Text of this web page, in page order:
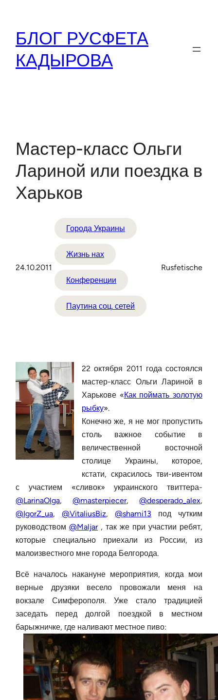
содержимому
БЛОГ РУСФЕТА
КАДЫРОВА
Мастер-класс Ольги
Лариной или поездка в
Харьков
24.10.2011
Города Украины
Жизнь нах
Конференции
Паутина соц. сетей
Rusfetische
22 октября 2011 года состоялся
мастер-класс Ольги Лариной в
Харькове «Как поймать золотую
рыбку».
Конечно же, я не мог пропустить
столь важное событие в
величественной восточной
столице Украины, которое,
кстати, скрасилось тви-ивентом
с участием «сливок» украинского твиттера-
@LarinaOlga, @masterpiecer, @desperado_alex,
@IgorZ_ua, @VitaliusBiz, @shami13 под чутким
руководством @Maljar, так же при участии ребят,
которые специально приехали из России, из
малоизвестного мне города Белгорода.
Всё началось накануне мероприятия, когда мои
верные друзяки весело провожали меня на
вокзале Симферополя. Уже стало традицией
заседать перед долгой поездкой в местном
барыжничке, где наливают местное пиво: